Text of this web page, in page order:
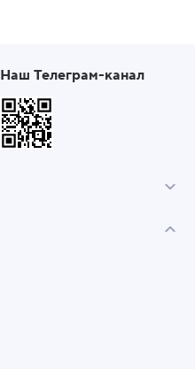
Наш Телеграм-канал